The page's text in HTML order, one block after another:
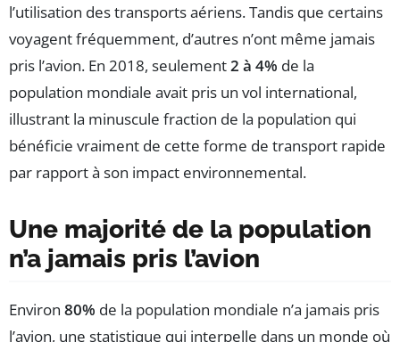
l’utilisation des transports aériens. Tandis que certains
voyagent fréquemment, d’autres n’ont même jamais
pris l’avion. En 2018, seulement2 à 4% de la
population mondiale avait pris un vol international,
illustrant la minuscule fraction de la population qui
bénéficie vraiment de cette forme de transport rapide
par rapport à son impact environnemental.
Une majorité de la population
n’a jamais pris l’avion
Environ 80% de la population mondiale n’a jamais pris
l’avion, une statistique qui interpelle dans un monde où